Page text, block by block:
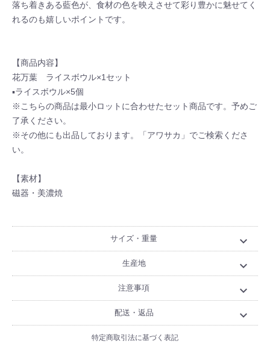
落ち着きある藍色が、食材の色を映えさせて彩り豊かに魅せてく
れるのも嬉しいポイントです。
【商品内容】
花万葉 ライスボウル×1セット
▪ライスボウル×5個
※こちらの商品は最小ロットに合わせたセット商品です。予めご
了承ください。
※その他にも出品しております。「アワサカ」でご検索くださ
い。
【素材】
磁器・美濃焼
サイズ・重量 expand_more
生産地 expand_more
注意事項 expand_more
配送・返品 expand_more
特定商取引法に基づく表記